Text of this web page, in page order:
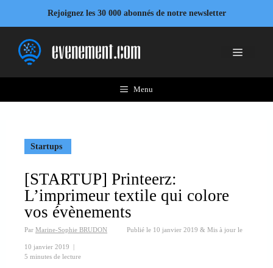
contenu
Rejoignez les 30 000 abonnés de notre newsletter
Menu
Menu
Startups
[STARTUP] Printeerz:
L’imprimeur textile qui colore
vos évènements
Par Marine-Sophie BRUDON Publié le 10 janvier 2019 & Mis à jour le
10 janvier 2019 |
5 minutes de lecture